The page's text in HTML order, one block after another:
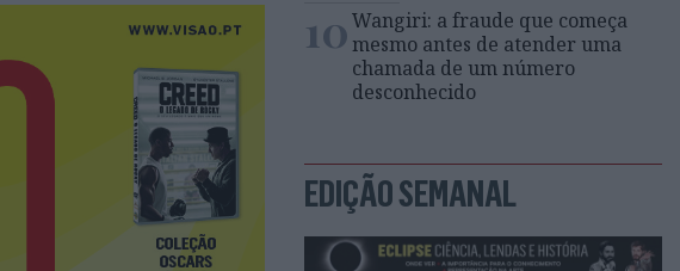
10Wangiri: a fraude que começa
mesmo antes de atender uma
chamada de um número
desconhecido
EDIÇÃO SEMANAL